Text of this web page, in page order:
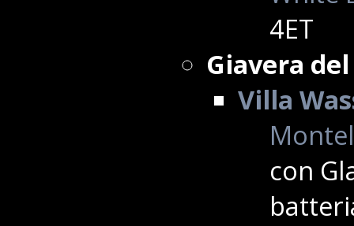
4ET
Giavera
Villa
con